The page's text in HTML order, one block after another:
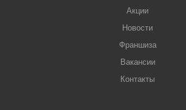
Акции
Новости
Франшиза
Вакансии
Контакты